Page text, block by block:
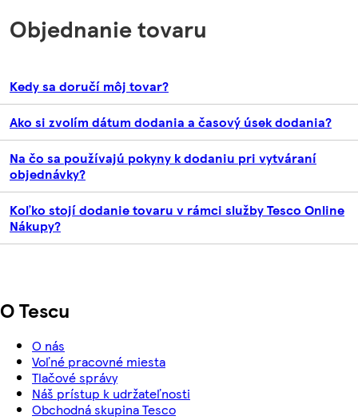
Objednanie tovaru
Kedy sa doručí môj tovar?
Ako si zvolím dátum dodania a časový úsek dodania?
Na čo sa používajú pokyny k dodaniu pri vytváraní
objednávky?
Koľko stojí dodanie tovaru v rámci služby Tesco Online
Nákupy?
O Tescu
O nás
Voľné pracovné miesta
Tlačové správy
Náš prístup k udržateľnosti
Obchodná skupina Tesco